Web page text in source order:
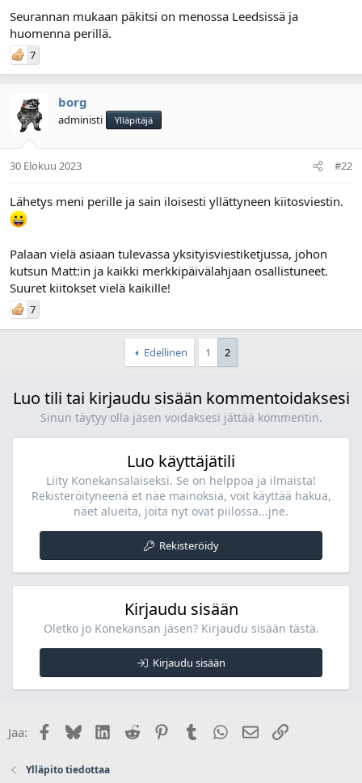
a
l
o
i
t
a
j
a
m
ä
ä
Seurannan mukaan päkitsi on menossa Leedsissä ja
huomenna perillä.
7
borg
administi Ylläpitäjä
30 Elokuu 2023 #22
Lähetys meni perille ja sain iloisesti yllättyneen kiitosviestin.
Palaan vielä asiaan tulevassa yksityisviestiketjussa, johon
kutsun Matt:in ja kaikki merkkipäivälahjaan osallistuneet.
Suuret kiitokset vielä kaikille!
7
Edellinen 1 2
Luo tili tai kirjaudu sisään kommentoidaksesi
Sinun täytyy olla jäsen voidaksesi jättää kommentin.
Luo käyttäjätili
Liity Konekansalaiseksi. Se on helppoa ja ilmaista!
Rekisteröityneenä et näe mainoksia, voit käyttää hakua,
näet alueita, joita nyt ovat piilossa...jne.
Rekisteröidy
Kirjaudu sisään
Oletko jo Konekansan jäsen? Kirjaudu sisään tästä.
Kirjaudu sisään
Jaa: Facebook
BlueskyLinkedIn
Reddit PinterestTumblr WhatsApp
Sähköposti
Linkki
Ylläpito tiedottaa